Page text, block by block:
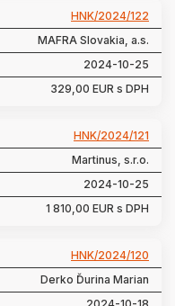
HNK/2024/122
MAFRA Slovakia, a.s.
2024-10-25
329,00 EUR s DPH
HNK/2024/121
Martinus, s.r.o.
2024-10-25
1 810,00 EUR s DPH
HNK/2024/120
Derko Ďurina Marian